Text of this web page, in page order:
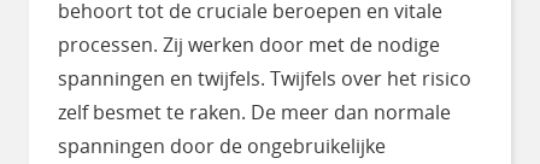
behoort tot de cruciale beroepen en vitale
processen. Zij werken door met de nodige
spanningen en twijfels. Twijfels over het risico
zelf besmet te raken. De meer dan normale
spanningen door de ongebruikelijke